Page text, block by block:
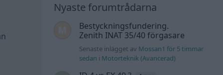
Nyaste forumtrådarna
Bestyckningsfundering.
Zenith INAT 35/40 förgasare
Senaste inlägget av Mossan1 för 5 timmar
sedan i Motorteknik (Avancerad)